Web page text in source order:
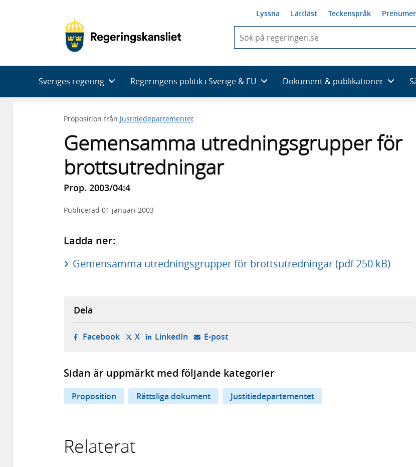
Lyssna Lättläst Teckenspråk
du
skriva
framträder
en
Sveriges regering Regeringens politik i Sverige & EU Dokument & publikationer
Proposition från Justitiedepartementet
Gemensamma utredningsgrupper för
brottsutredningar
Prop. 2003/04:4
Publicerad 01 januari 2003
Ladda ner:
Gemensamma utredningsgrupper för brottsutredningar (pdf 250 kB)
Dela
Facebook- öppnas i ny flik, extern webbplats,
X- öppnas i ny flik, extern webbplats,
LinkedIn- öppnas i ny flik, extern webbplats,
E-post- öppnar din e-postklient,
Sidan är uppmärkt med följande kategorier
Proposition Rättsliga dokument Justitiedepartementet
Relaterat